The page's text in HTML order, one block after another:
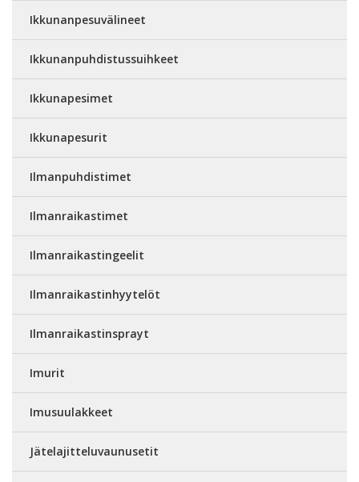
Ikkunanpesuvälineet
Ikkunanpuhdistussuihkeet
Ikkunapesimet
Ikkunapesurit
Ilmanpuhdistimet
Ilmanraikastimet
Ilmanraikastingeelit
Ilmanraikastinhyytelöt
Ilmanraikastinsprayt
Imurit
Imusuulakkeet
Jätelajitteluvaunusetit